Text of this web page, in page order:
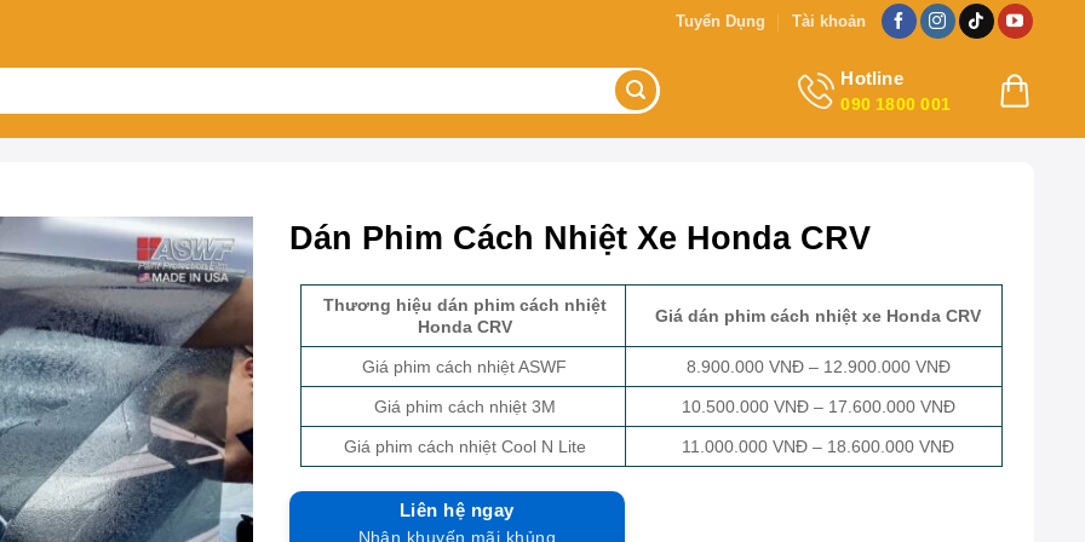
Tuyển Dụng Tài khoản
Hotline
090 1800 001
Dán Phim Cách Nhiệt Xe Honda CRV
Thương hiệu dán phim cách nhiệt
Honda CRV
Giá dán phim cách nhiệt xe Honda CRV
Giá phim cách nhiệt ASWF 8.900.000 VNĐ – 12.900.000 VNĐ
Giá phim cách nhiệt 3M 10.500.000 VNĐ – 17.600.000 VNĐ
Giá phim cách nhiệt Cool N Lite 11.000.000 VNĐ – 18.600.000 VNĐ
Liên hệ ngay
Nhận khuyến mãi khủng